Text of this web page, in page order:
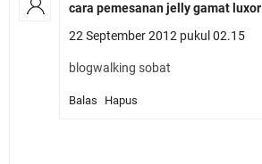
cara pemesanan jelly gamat luxor
22 September 2012 pukul 02.15
blogwalking sobat
Balas Hapus